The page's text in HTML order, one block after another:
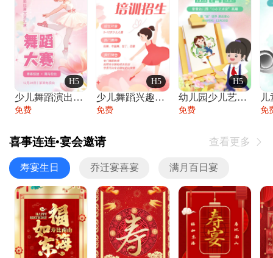
H5
少儿舞蹈演出舞蹈比赛跳舞大赛文艺汇演活动
免费
H5
少儿舞蹈兴趣班艺术培训学校招生宣传
免费
H5
幼儿园少儿艺术展览绘画展摄影作品展美术展
免费 免
喜事连连•宴会邀请 查看更多 
寿宴生日 乔迁宴喜宴 满月百日宴